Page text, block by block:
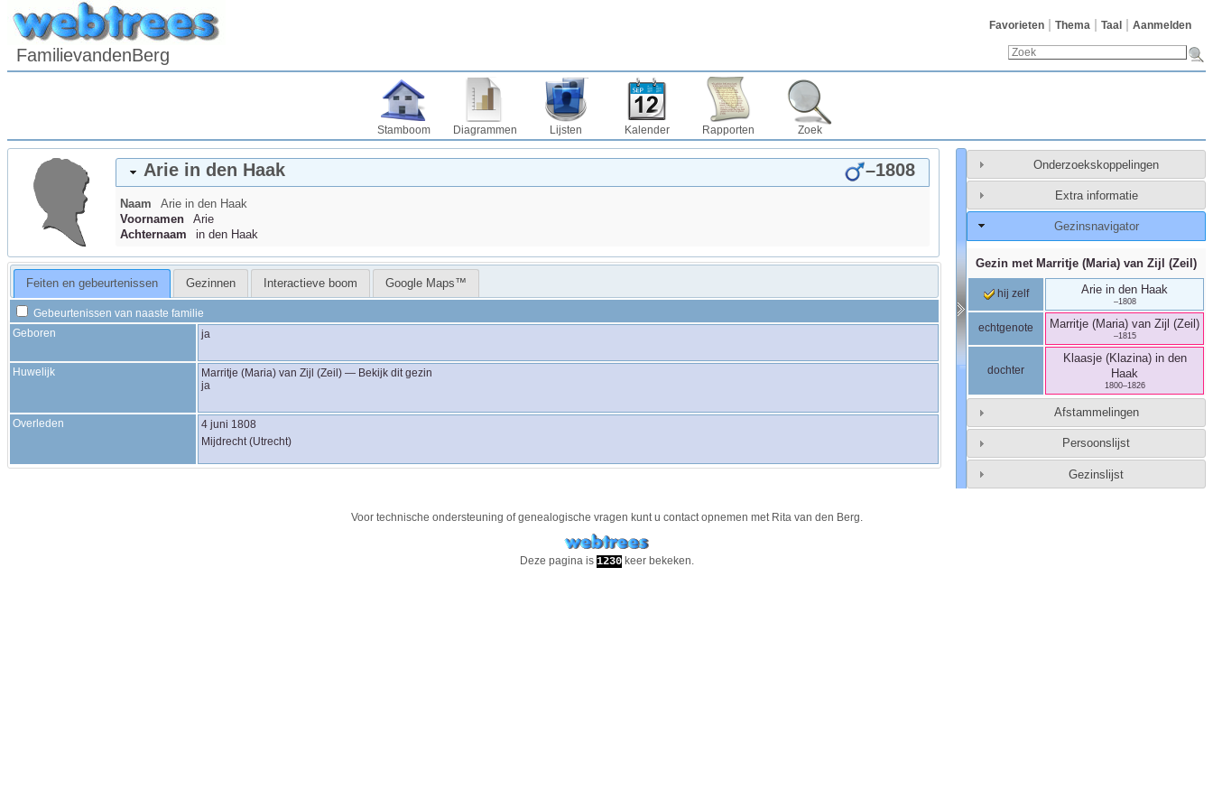
Favorieten Thema Taal Aanmelden
FamilievandenBerg
Stamboom Diagrammen Lijsten Kalender Rapporten Zoek
Arie in den Haak –1808
Naam Arie in den Haak
Voornamen
Arie
Achternaam
in den Haak
Feiten en gebeurtenissen Gezinnen Interactieve boom Google Maps™
Gebeurtenissen van naaste familie
Geboren
ja
Huwelijk Marritje (Maria) van Zijl (Zeil) — Bekijk dit gezin
ja
Overleden
4 juni 1808
Mijdrecht (Utrecht)
Onderzoekskoppelingen
Extra informatie
Gezinsnavigator
Gezin met Marritje (Maria) van Zijl (Zeil)
hij zelf Arie in den Haak
–1808
echtgenote Marritje (Maria) van Zijl (Zeil)
–1815
dochter
Klaasje (Klazina) in den
Haak
1800–1826
Afstammelingen
Persoonslijst
Gezinslijst
Voor technische ondersteuning of genealogische vragen kunt u contact opnemen met Rita van den Berg.
Deze pagina is 1230keer bekeken.